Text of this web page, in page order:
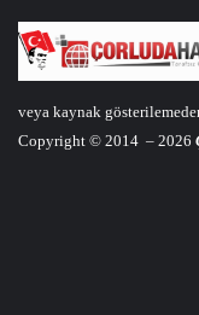
veya kaynak
Copyright © 2014 – 2026